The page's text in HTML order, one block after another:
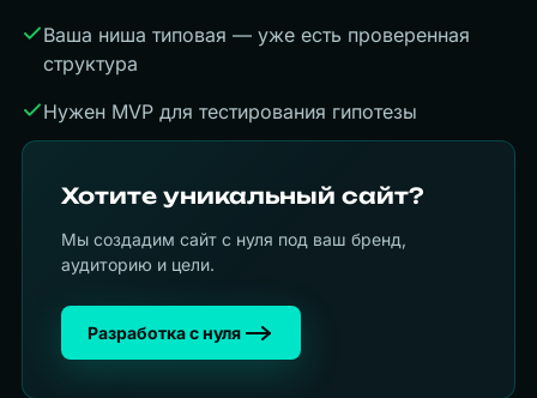
Ваша ниша типовая — уже есть проверенная
структура
Нужен MVP для тестирования гипотезы
Хотите уникальный сайт?
Мы создадим сайт с нуля под ваш бренд,
аудиторию и цели.
Разработка с нуля